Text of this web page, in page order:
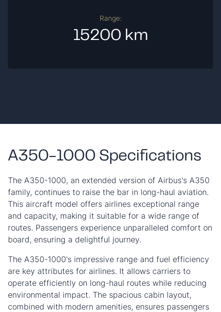
Range:
15200 km
A350-1000 Specifications
The A350-1000, an extended version of Airbus's A350
family, continues to raise the bar in long-haul aviation.
This aircraft model offers airlines exceptional range
and capacity, making it suitable for a wide range of
routes. Passengers experience unparalleled comfort on
board, ensuring a delightful journey.
The A350-1000's impressive range and fuel efficiency
are key attributes for airlines. It allows carriers to
operate efficiently on long-haul routes while reducing
environmental impact. The spacious cabin layout,
combined with modern amenities, ensures passengers